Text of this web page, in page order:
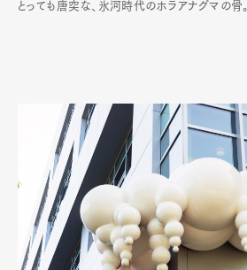
とっても唐突な、氷河時代のホラアナグマの骨。